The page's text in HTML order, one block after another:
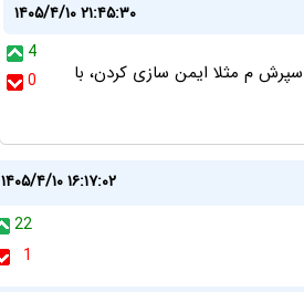
۱۴۰۵/۴/۱۰ ۲۱:۴۵:۳۰
4
0
سپرش م مثلا ایمن سازی کردن، با
۱۴۰۵/۴/۱۰ ۱۶:۱۷:۰۲
22
1